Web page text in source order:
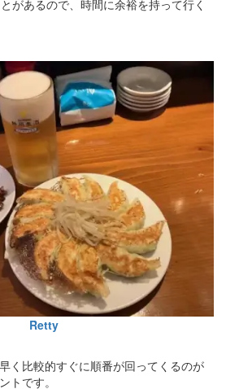
があるので、時間に余裕を持って行く
Retty
く比較的すぐに順番が回ってくるのが
トです。